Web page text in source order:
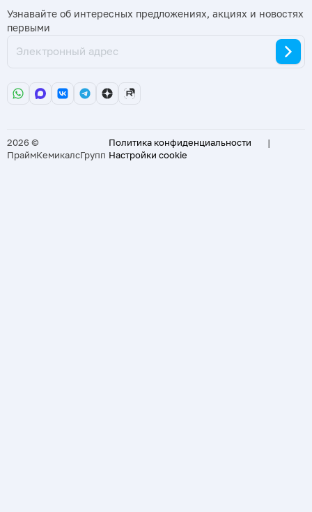
Узнавайте об интересных предложениях, акциях и новостях
первыми
2026 ©
ПраймКемикалсГрупп
Политика конфиденциальности
|
Настройки cookie